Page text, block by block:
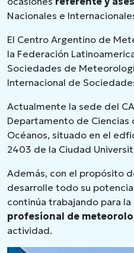
Nacionales e
El Centro Argentino de
la Federación
Sociedades de
Internacional de
Actualmente la sede del
Departamento de Ciencias
Océanos, situado en el
2403 de la Ciudad
Además, con el propósito
desarrolle todo su
continúa trabajando para la
profesional de
actividad.